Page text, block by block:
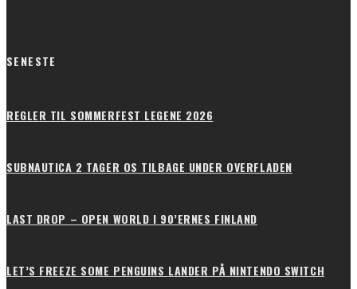
SENESTE
REGLER TIL SOMMERFEST LEGENE 2026
SUBNAUTICA 2 TAGER OS TILBAGE UNDER OVERFLADEN
LAST DROP – OPEN WORLD I 90’ERNES FINLAND
LET’S FREEZE SOME PENGUINS LANDER PÅ NINTENDO SWITCH